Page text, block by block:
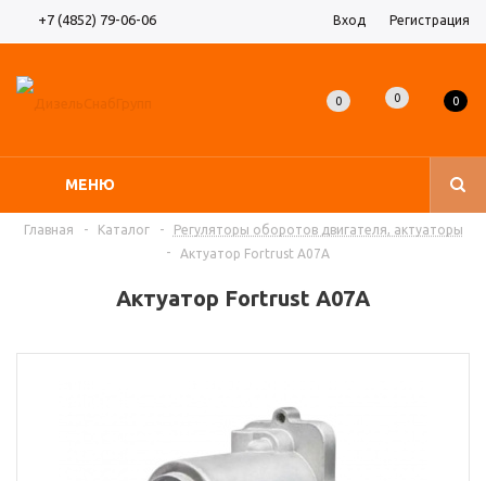
+7 (4852) 79-06-06 Вход Регистрация
МЕНЮ
0 0 0
Главная - Каталог -
Регуляторы оборотов двигателя, актуаторы
-
Актуатор Fortrust A07A
Актуатор Fortrust A07A